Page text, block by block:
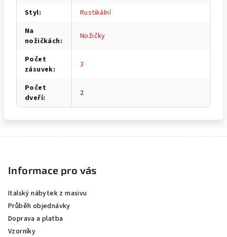
Styl:
Rustikální
Na
nožičkách: Nožičky
Počet
zásuvek: 3
Počet
dveří: 2
Informace pro vás
Italský nábytek z masivu
Průběh objednávky
Doprava a platba
Vzorníky